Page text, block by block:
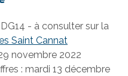
- à consulter sur la
Saint Cannat
novembre 2022
: mardi 13 décembre